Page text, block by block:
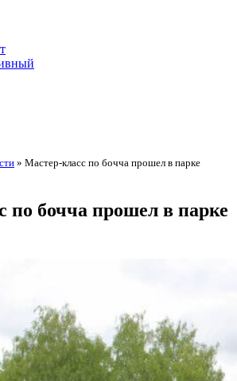
» Мастер-класс по бочча прошел в парке
по бочча прошел в парке